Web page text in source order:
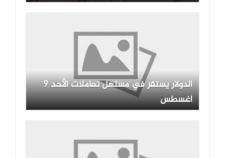
الدولار يستقر في مستهل تعاملات الأحد 9
أغسطس